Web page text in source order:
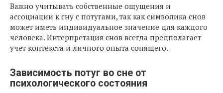
Важно учитывать собственные ощущения и
ассоциации к сну с потугами, так как символика снов
может иметь индивидуальное значение для каждого
человека. Интерпретация снов всегда предполагает
учет контекста и личного опыта сонящего.
Зависимость потуг во сне от
психологического состояния